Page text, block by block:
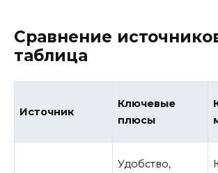
Сравнение
таблица
Источник
Ключевые
плюсы
Удобство,